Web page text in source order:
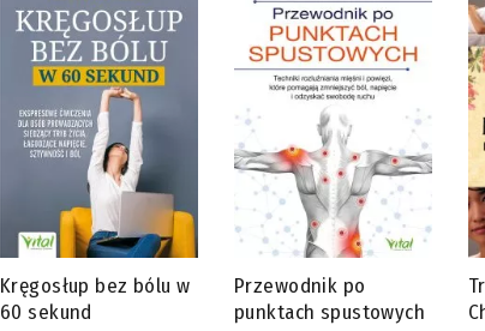
Przewodnik po
punktach spustowych
Tradycyjna Medycyna
Chińska